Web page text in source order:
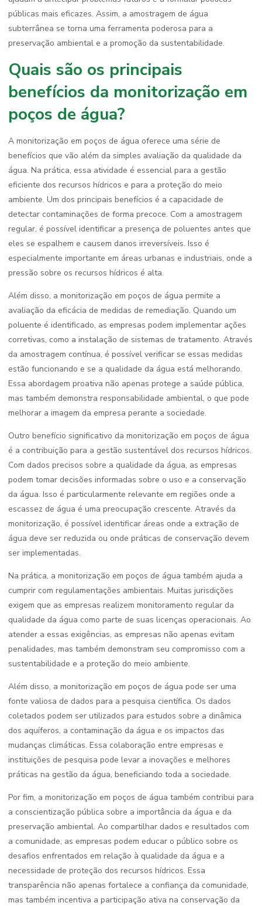
públicas mais eficazes. Assim, a amostragem de água
subterrânea se torna uma ferramenta poderosa para a
preservação ambiental e a promoção da sustentabilidade.
Quais são os principais
benefícios da monitorização em
poços de água?
A monitorização em poços de água oferece uma série de
benefícios que vão além da simples avaliação da qualidade da
água. Na prática, essa atividade é essencial para a gestão
eficiente dos recursos hídricos e para a proteção do meio
ambiente. Um dos principais benefícios é a capacidade de
detectar contaminações de forma precoce. Com a amostragem
regular, é possível identificar a presença de poluentes antes que
eles se espalhem e causem danos irreversíveis. Isso é
especialmente importante em áreas urbanas e industriais, onde a
pressão sobre os recursos hídricos é alta.
Além disso, a monitorização em poços de água permite a
avaliação da eficácia de medidas de remediação. Quando um
poluente é identificado, as empresas podem implementar ações
corretivas, como a instalação de sistemas de tratamento. Através
da amostragem contínua, é possível verificar se essas medidas
estão funcionando e se a qualidade da água está melhorando.
Essa abordagem proativa não apenas protege a saúde pública,
mas também demonstra responsabilidade ambiental, o que pode
melhorar a imagem da empresa perante a sociedade.
Outro benefício significativo da monitorização em poços de água
é a contribuição para a gestão sustentável dos recursos hídricos.
Com dados precisos sobre a qualidade da água, as empresas
podem tomar decisões informadas sobre o uso e a conservação
da água. Isso é particularmente relevante em regiões onde a
escassez de água é uma preocupação crescente. Através da
monitorização, é possível identificar áreas onde a extração de
água deve ser reduzida ou onde práticas de conservação devem
ser implementadas.
Na prática, a monitorização em poços de água também ajuda a
cumprir com regulamentações ambientais. Muitas jurisdições
exigem que as empresas realizem monitoramento regular da
qualidade da água como parte de suas licenças operacionais. Ao
atender a essas exigências, as empresas não apenas evitam
penalidades, mas também demonstram seu compromisso com a
sustentabilidade e a proteção do meio ambiente.
Além disso, a monitorização em poços de água pode ser uma
fonte valiosa de dados para a pesquisa científica. Os dados
coletados podem ser utilizados para estudos sobre a dinâmica
dos aquíferos, a contaminação da água e os impactos das
mudanças climáticas. Essa colaboração entre empresas e
instituições de pesquisa pode levar a inovações e melhores
práticas na gestão da água, beneficiando toda a sociedade.
Por fim, a monitorização em poços de água também contribui para
a conscientização pública sobre a importância da água e da
preservação ambiental. Ao compartilhar dados e resultados com
a comunidade, as empresas podem educar o público sobre os
desafios enfrentados em relação à qualidade da água e a
necessidade de proteção dos recursos hídricos. Essa
transparência não apenas fortalece a confiança da comunidade,
mas também incentiva a participação ativa na conservação da